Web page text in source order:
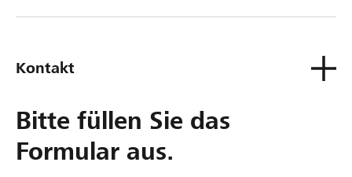
Kontakt
Bitte füllen Sie das
Formular aus.